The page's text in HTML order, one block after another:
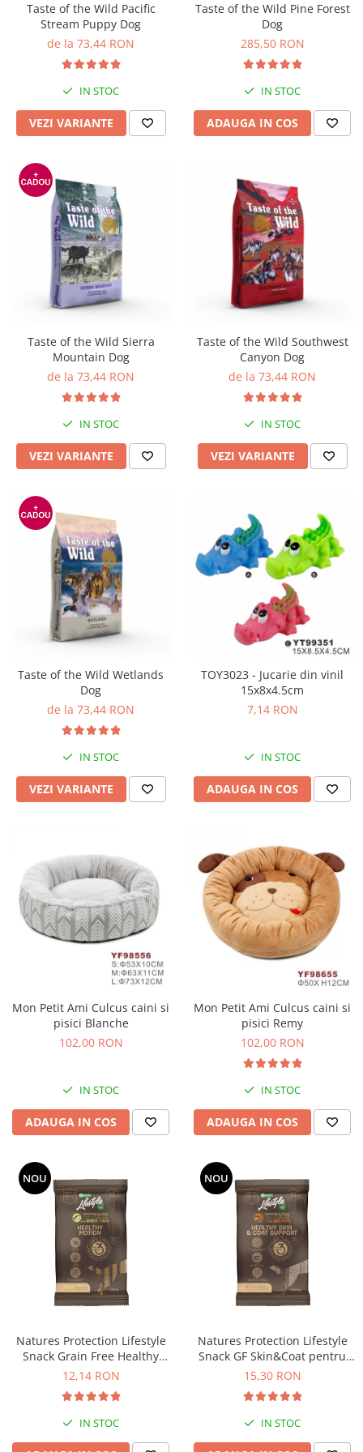
Diete Veterinare Caini
Suplimente Nutritive Caini
Cosuri, Culcusuri si Perne
Covorase Absorbante
Lese, zgarzi si hamuri
Lapte pentru Caini
Hainute Caini
Jucarii Caini
Educare si Dresaj
Genti, Custi Transport
Castroane, Boluri si Accesorii
Antiparazitare
Solutii educative si antistres
Hrana Raw
Bult
Araton
Lovely Hunter
Sampoane si Balsamuri
Igiena Oculara
Articole Periaj
Forfecute si Clesti
Igiena Orala si Dentara
Igiena Blana si Piele
Lapte pentru Pisici
Suplimente Nutritive Pisici
Cosuri, Culcusuri si Perne
Sisaluri si Ansambluri de Joaca
Litiere si Accesorii
Genti, Custi Transport
Castroane, Boluri si Accesorii
Antiparazitare
Solutii educative si antistres
Lese, zgarzi si hamuri
Diete Veterinare Pisici
Taste of the Wild Pacific
Stream Puppy Dog
de la 73,44 RON
IN STOC
VEZI VARIANTE
Taste of the Wild Pine Forest
Dog
285,50 RON
IN STOC
ADAUGA IN COS
Taste of the Wild Sierra
Mountain Dog
de la 73,44 RON
IN STOC
VEZI VARIANTE
Taste of the Wild Southwest
Canyon Dog
de la 73,44 RON
IN STOC
VEZI VARIANTE
Taste of the Wild Wetlands
Dog
de la 73,44 RON
IN STOC
VEZI VARIANTE
TOY3023 - Jucarie din vinil
15x8x4.5cm
7,14 RON
IN STOC
ADAUGA IN COS
Mon Petit Ami Culcus caini si
pisici Blanche
102,00 RON
IN STOC
ADAUGA IN COS
Mon Petit Ami Culcus caini si
pisici Remy
102,00 RON
IN STOC
ADAUGA IN COS
NOU
Natures Protection Lifestyle
Snack Grain Free Healthy
Motion All Breed Dogs cu
12,14 RON
IN STOC
NOU
Natures Protection Lifestyle
Snack GF Skin&Coat pentru
Caini Adulti cu Somon
15,30 RON
IN STOC